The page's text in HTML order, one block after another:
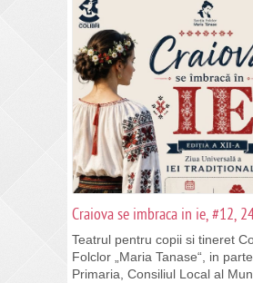
Craiova se imbraca in ie, #12,
Teatrul pentru copii si tineret
Folclor „Maria Tanase“, in
Primaria, Consiliul Local al